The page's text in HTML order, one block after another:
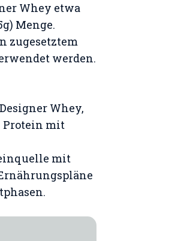
Whey etwa
Menge​​.
zugesetztem
werden​​.
Whey,
Protein mit
mit